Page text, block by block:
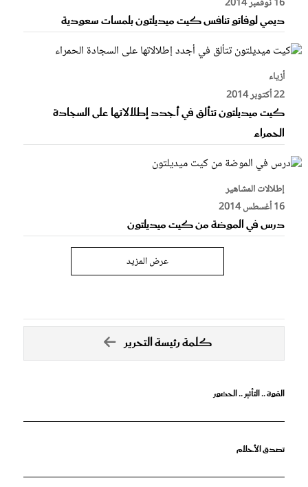
16 نوفمبر 2014
ديمي لوفاتو تنافس كيت ميديلتون بلمسات سعودية
أزياء
22 أكتوبر 2014
كيت ميديلتون تتألق في أجدد إطلالاتها على السجادة
الحمراء
إطلالات المشاهير
16 أغسطس 2014
درس في الموضة من كيت ميديلتون
عرض المزيد
كلمة رئيسة التحرير
القوة .. التأثير .. الحضور
تصدق الأحلام